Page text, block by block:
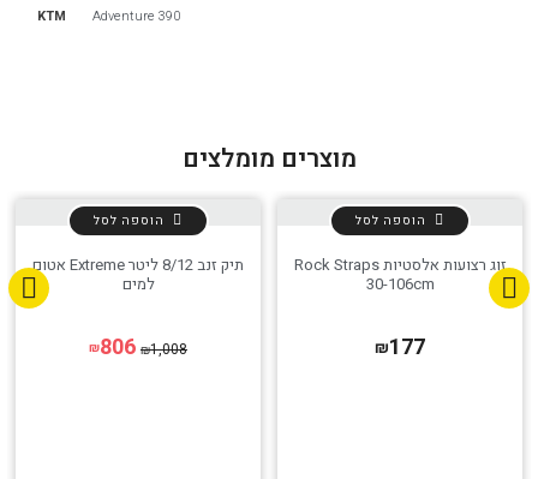
KTM 390 Adventure
מוצרים מומלצים
זוג רצועות אלסטיות Rock Straps
30-106cm
₪177
הוספה לסל
תיק זנב 8/12 ליטר Extreme אטום
למים
₪1,008
₪806
הוספה לסל